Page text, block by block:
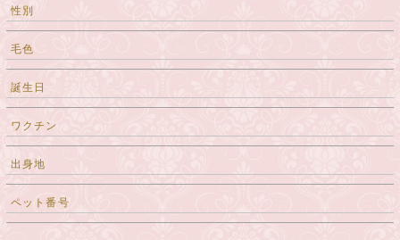
性別
毛色
誕生日
ワクチン
出身地
ペット番号